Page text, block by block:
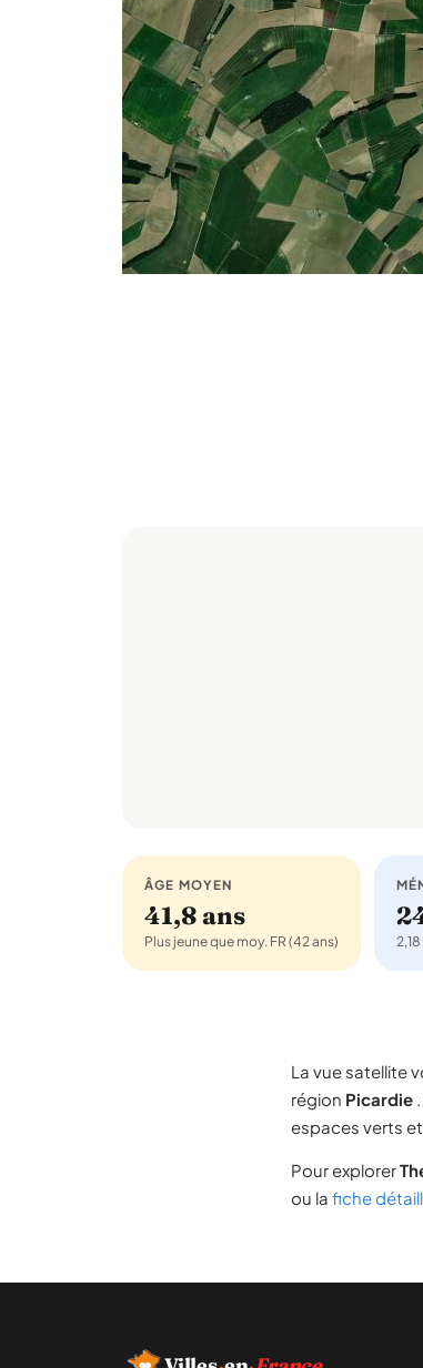
ÂGE MOYEN
41,8 ans
Plus jeune que moy. FR (42 ans)
La vue satellite
région Picardie
espaces verts
Pour explorer
ou la fiche